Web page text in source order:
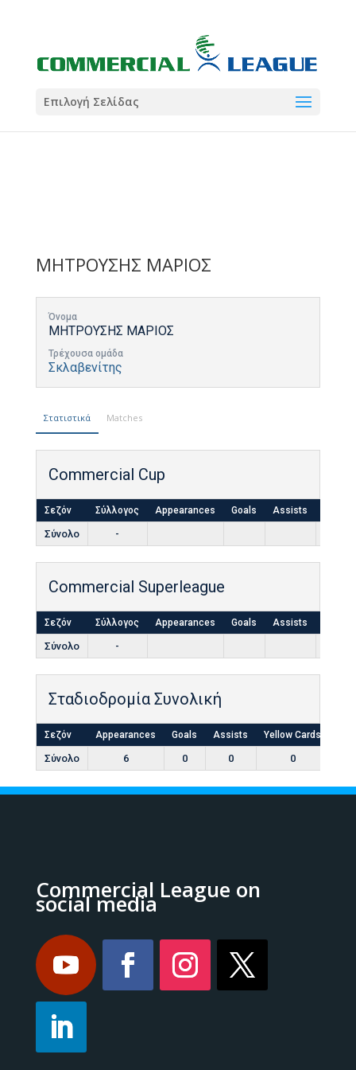
Coral
Σωματείο ΣΟΛ
Coral
5
Επιλογή Σελίδας
ΜΗΤΡΟΥΣΗΣ ΜΑΡΙΟΣ
Όνομα
ΜΗΤΡΟΥΣΗΣ ΜΑΡΙΟΣ
Τρέχουσα ομάδα
Σκλαβενίτης
Στατιστικά Matches
Commercial Cup
Σεζόν Σύλλογος Appearances Goals Assists
Σύνολο -
Commercial Superleague
Σεζόν Σύλλογος Appearances Goals Assists
Σύνολο -
Σταδιοδρομία Συνολική
Σεζόν Appearances Goals Assists Yellow Cards
Σύνολο 6 0 0 0
Commercial League on
social media